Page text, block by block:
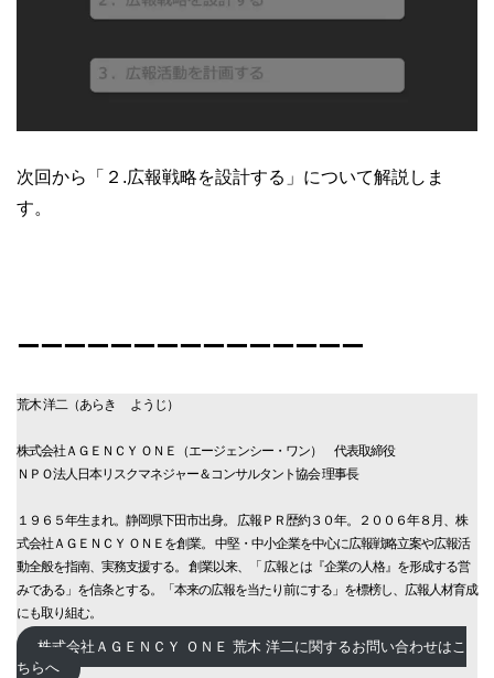
次回から「２.広報戦略を設計する」について解説しま
す。
ーーーーーーーーーーーーーーー
荒木 洋二（あらき ようじ）
株式会社ＡＧＥＮＣＹ ＯＮＥ（エージェンシー・ワン） 代表取締役
ＮＰＯ法人日本リスクマネジャー＆コンサルタント協会 理事長
１９６５年生まれ。静岡県下田市出身。 広報ＰＲ歴約３０年。２００６年８月、株
式会社ＡＧＥＮＣＹ ＯＮＥを創業。 中堅・中小企業を中心に広報戦略立案や広報活
動全般を指南、実務支援する。 創業以来、「 広報とは『企業の人格』を形成する営
みである」を信条とする。「本来の広報を当たり前にする」を標榜し、広報人材育成
にも取り組む。
株式会社ＡＧＥＮＣＹ ＯＮＥ 荒木 洋二に関するお問い合わせはこ
ちらへ